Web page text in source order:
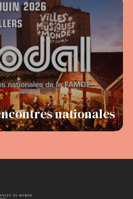
nationales